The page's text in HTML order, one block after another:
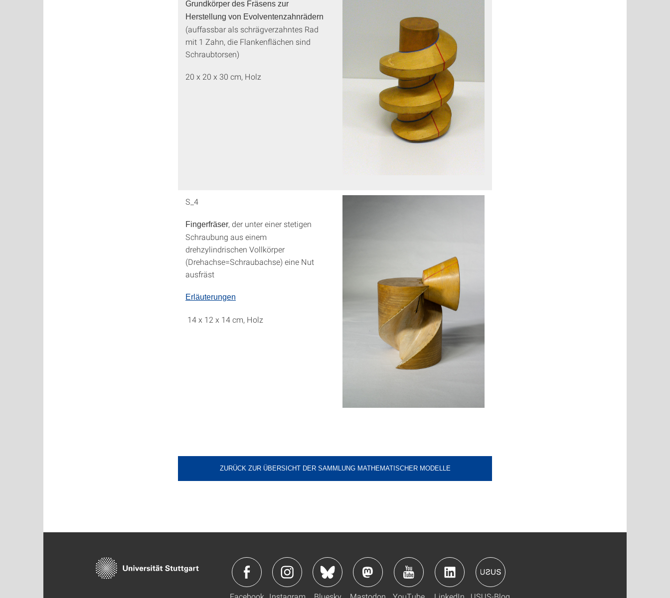
Grundkörper des Fräsens zur
Herstellung von Evolventenzahnrädern
(auffassbar als schrägverzahntes Rad
mit 1 Zahn, die Flankenflächen sind
Schraubtorsen)
20 x 20 x 30 cm, Holz
S_4
Fingerfräser, der unter einer stetigen
Schraubung aus einem
drehzylindrischen Vollkörper
(Drehachse=Schraubachse) eine Nut
ausfräst
Erläuterungen
14 x 12 x 14 cm, Holz
ZURÜCK ZUR ÜBERSICHT DER SAMMLUNG MATHEMATISCHER MODELLE